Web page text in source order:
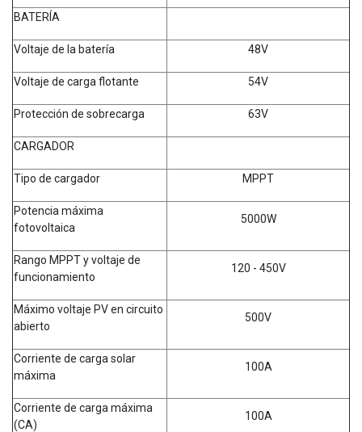
BATERÍA
Voltaje de la batería 48V
Voltaje de carga flotante 54V
Protección de sobrecarga 63V
CARGADOR
Tipo de cargador MPPT
Potencia máxima
fotovoltaica
5000W
Rango MPPT y voltaje de
funcionamiento
120 - 450V
Máximo voltaje PV en circuito
abierto
500V
Corriente de carga solar
máxima
100A
Corriente de carga máxima
(CA)
100A